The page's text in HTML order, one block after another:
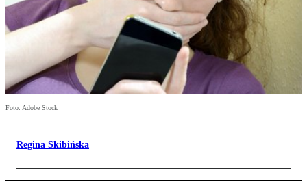
Foto: Adobe Stock
Regina Skibińska